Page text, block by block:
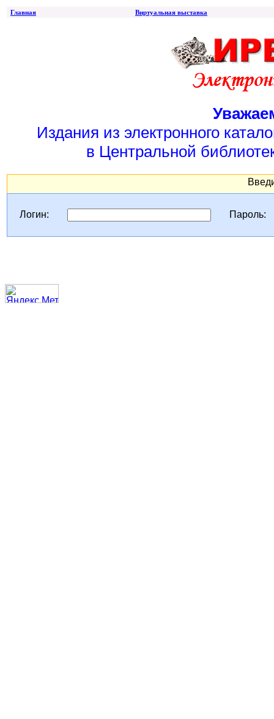
Главная Виртуальная выставка
Издания из электронного
в Центральной
Логин: Пароль: